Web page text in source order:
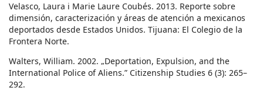
Velasco, Laura i Marie Laure Coubés. 2013. Reporte sobre
dimensión, caracterización y áreas de atención a mexicanos
deportados desde Estados Unidos. Tijuana: El Colegio de la
Frontera Norte.
Walters, William. 2002. „Deportation, Expulsion, and the
International Police of Aliens.” Citizenship Studies 6 (3): 265–
292.